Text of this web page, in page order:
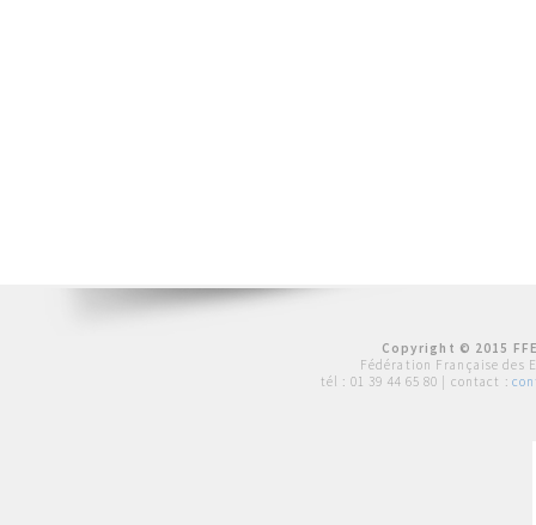
Copyright © 2015
Fédération Française des
tél : 01 39 44 65 80 | contact :